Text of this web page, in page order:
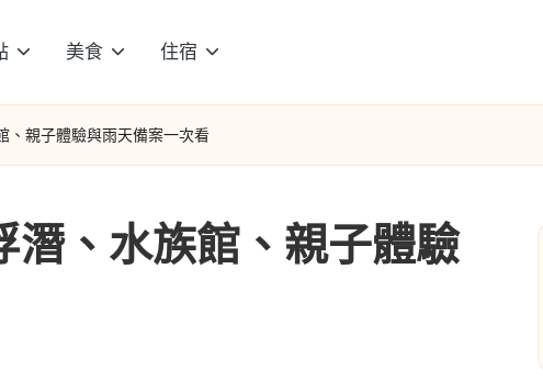
美食 住宿
、親子體驗與雨天備案一次看
潛、水族館、親子體驗